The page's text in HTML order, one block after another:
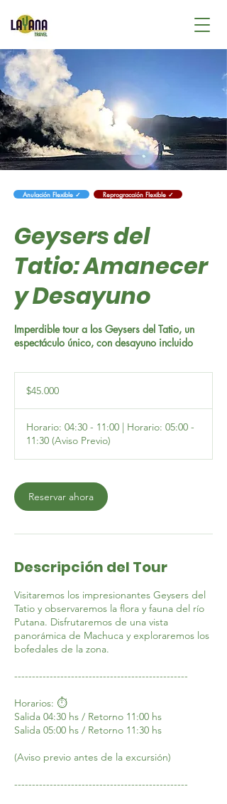
Geysers del
Tatio: Amanecer
y Desayuno
Imperdible tour a los Geysers del Tatio, un
espectáculo único, con desayuno incluido
chilenos
$45.000
Horario: 04:30 - 11:00 | Horario: 05:00 -
11:30 (Aviso Previo)
Reservar ahora
Descripción del Tour
Visitaremos los impresionantes Geysers del
Tatio y observaremos la flora y fauna del río
Putana. Disfrutaremos de una vista
panorámica de Machuca y exploraremos los
bofedales de la zona.
-------------------------------------------------
Horarios: ⏱️
Salida 04:30 hs / Retorno 11:00 hs
Salida 05:00 hs / Retorno 11:30 hs
(Aviso previo antes de la excursión)
-------------------------------------------------
Anulación Flexible ✓ Reprogracaión Flexible ✓